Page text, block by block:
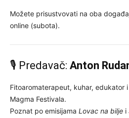
Možete prisustvovati na oba
online (subota).
🎙 Predavač: Anton
Fitoaromaterapeut, kuhar, edukator
Magma Festivala.
Poznat po emisijama Lovac na bilje i